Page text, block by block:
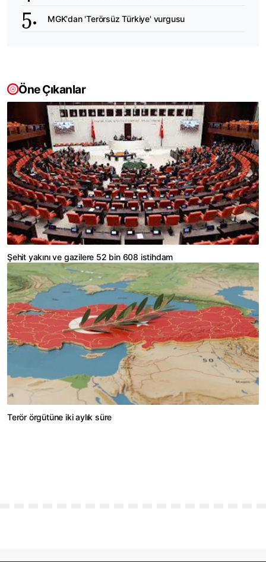
MGK'dan 'Terörsüz Türkiye' vurgusu
Öne Çıkanlar
Şehit yakını ve gazilere 52 bin 608 istihdam
Terör örgütüne iki aylık süre